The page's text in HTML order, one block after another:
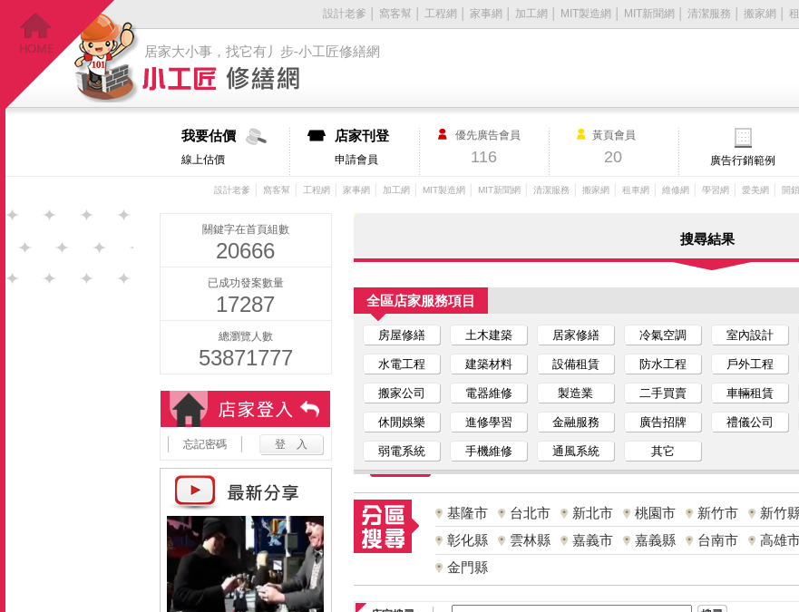
居家大小事，找它有丿步-小工匠修繕網
設計老爹 窩客幫 工程網 家事網 加工網 MIT製造網 MIT新聞網 清潔服務 搬家網
我要估價
線上估價
店家刊登
申請會員
優先廣告會員
116
黃頁會員
20 廣告行銷範例
設計老爹 窩客幫 工程網 家事網 加工網 MIT製造網 MIT新聞網 清潔服務 搬家網 租車網 維修網 學習網 愛美網 開
關鍵字在首頁組數
20666
已成功發案數量
17287
總瀏覽人數
53871777
忘記密碼
搜尋結果
全區店家服務項目
房屋修繕 土木建築 居家修繕 冷氣空調 室內設計
水電工程 建築材料 設備租賃 防水工程 戶外工程
搬家公司 電器維修 製造業 二手買賣 車輛租賃
休閒娛樂 進修學習 金融服務 廣告招牌 禮儀公司
弱電系統 手機維修 通風系統 其它
基隆市 台北市 新北市 桃園市 新竹市 新竹
彰化縣
雲林縣 嘉義市 嘉義縣 台南市 高雄
金門縣